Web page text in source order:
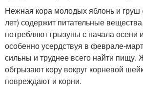
Нежная кора молодых яблонь и груш
лет) содержит питательные
потребляют грызуны с начала осени
особенно усердствуя в феврале-
сильны и труднее всего найти пищу.
обгрызают кору вокруг корневой
повреждают и корни.